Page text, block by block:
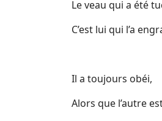
Le veau qui a été
C’est lui qui l’a
Il a toujours obéi,
Alors que l’autre